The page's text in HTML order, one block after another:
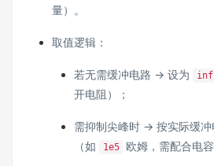
量）。
取值逻辑：
若无需缓冲电路 → 设为 inf
开电阻）；
需抑制尖峰时 → 按实际缓冲
（如
1e5 欧姆，需配合电容